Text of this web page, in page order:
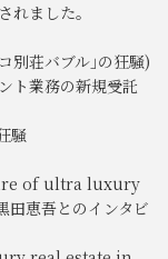
れました。
別荘バブル｣の狂騒)
ト業務の新規受託
騒
of ultra luxury
恵吾とのインタビ